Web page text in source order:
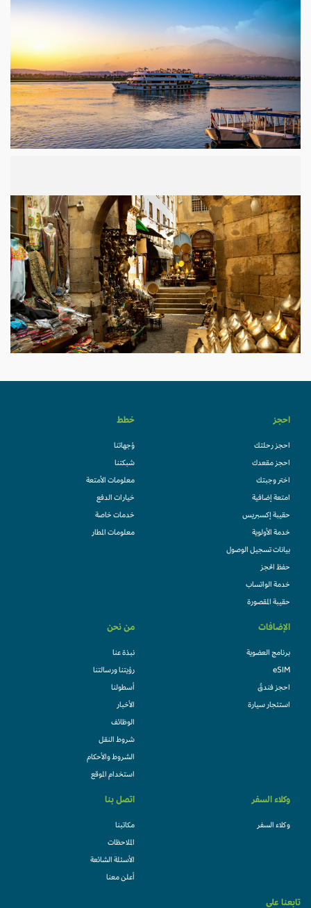
احجز
احجز رحلتك
احجز مقعدك
اختر وجبتك
امتعة إضافية
حقيبة إكسبريس
خدمة الأولوية
بيانات تسجيل الوصول
حفظ الحجز
خدمة الواتساب
حقيبة المقصورة
خطط
وُجهاتنا
شبكتنا
معلومات الأمتعة
خيارات الدفع
خدمات خاصة
معلومات المطار
الإضافات
برنامج العضوية
eSIM
احجز فندقً
استئجار سيارة
من نحن
نبذة عنا
رؤيتنا ورسالتنا
أسطولنا
الأخبار
الوظائف
شروط النقل
الشروط والأحكام
استخدام الموقع
وكلاء السفر
وكلاء السفر
اتصل بنا
مكاتبنا
الملاحظات
الأسئلة الشائعة
أعلن معنا
تابعنا على